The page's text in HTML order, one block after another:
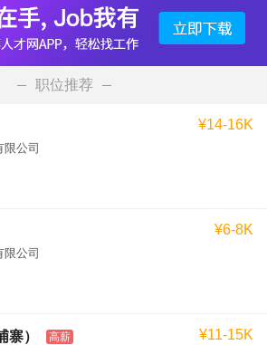
职位推荐
限公司
¥14-16K
限公司
¥6-8K
） 高薪 ¥11-15K